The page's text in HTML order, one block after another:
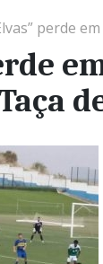
perde